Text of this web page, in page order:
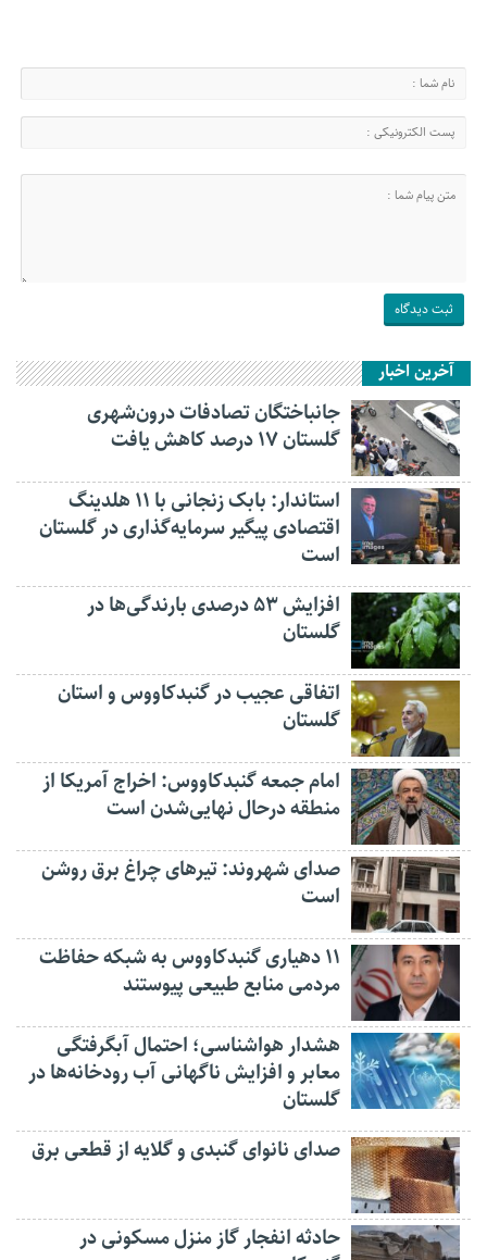
آخرین اخبار
جانباختگان تصادفات درون‌شهری
گلستان ۱۷ درصد کاهش یافت
استاندار: بابک زنجانی با ۱۱ هلدینگ
اقتصادی پیگیر سرمایه‌گذاری در گلستان
است
افزایش ۵۳ درصدی بارندگی‌ها در
گلستان
اتفاقی عجیب در‌ گنبدکاووس و استان
گلستان
امام جمعه گنبدکاووس: اخراج آمریکا از
منطقه درحال نهایی‌شدن است
صدای شهروند: تیرهای چراغ برق روشن
است
۱۱ دهیاری گنبدکاووس به شبکه حفاظت
مردمی منابع طبیعی پیوستند
هشدار هواشناسی؛ احتمال آبگرفتگی
معابر و افزایش ناگهانی آب رودخانه‌ها در
گلستان
صدای نانوای گنبدی و گلایه از قطعی برق
حادثه انفجار گاز منزل مسکونی در